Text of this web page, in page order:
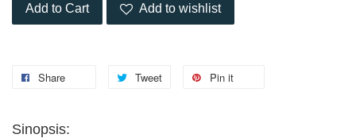
Add to Cart Add to wishlist
Share Tweet Pin it
Sinopsis: